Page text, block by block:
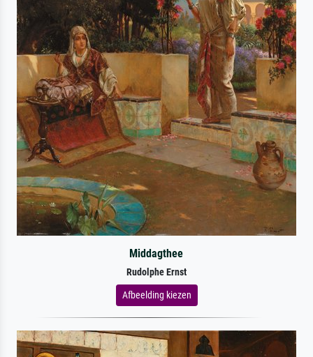
Middagthee
Rudolphe Ernst
Afbeelding kiezen